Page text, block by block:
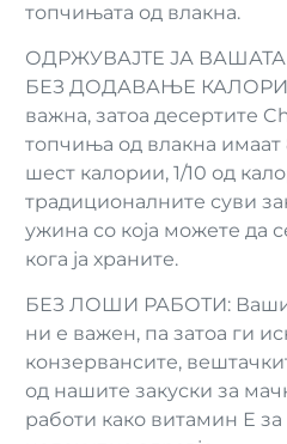
топчињата од влакна.
ОДРЖУВАЈТЕ ЈА
БЕЗ ДОДАВАЊЕ КАЛОРИИ:
важна, затоа десертите
топчиња од влакна имаат
шест калории, 1/10 од
традиционалните суви
ужина со која можете да
кога ја храните.
БЕЗ ЛОШИ РАБОТИ:
ни е важен, па затоа ги
конзервансите,
од нашите закуски за
работи како витамин Е